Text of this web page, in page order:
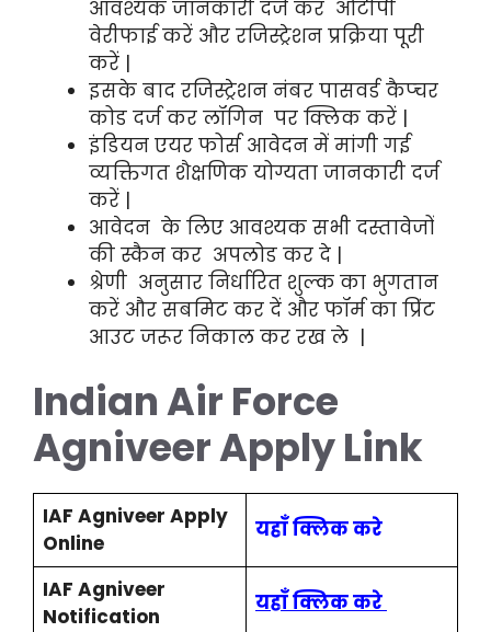
आवश्यक जानकारी दर्ज कर ओटीपी
वेरीफाई करें और रजिस्ट्रेशन प्रक्रिया पूरी
करें |
इसके बाद रजिस्ट्रेशन नंबर पासवर्ड कैप्चर
कोड दर्ज कर लॉगिन पर क्लिक करें |
इंडियन एयर फोर्स आवेदन में मांगी गई
व्यक्तिगत शैक्षणिक योग्यता जानकारी दर्ज
करें |
आवेदन के लिए आवश्यक सभी दस्तावेजों
की स्कैन कर अपलोड कर दे |
श्रेणी अनुसार निर्धारित शुल्क का भुगतान
करें और सबमिट कर दें और फॉर्म का प्रिंट
आउट जरूर निकाल कर रख ले |
Indian Air Force
Agniveer Apply Link
IAF Agniveer Apply
Online
यहाँ क्लिक करे
IAF Agniveer
Notification
यहाँ क्लिक करे